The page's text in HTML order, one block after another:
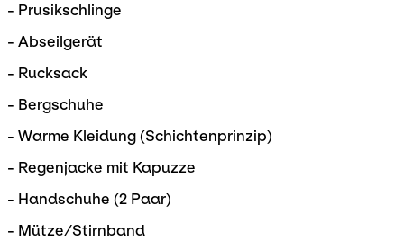
- Prusikschlinge
- Abseilgerät
- Rucksack
- Bergschuhe
- Warme Kleidung (Schichtenprinzip)
- Regenjacke mit Kapuzze
- Handschuhe (2 Paar)
- Mütze/Stirnband